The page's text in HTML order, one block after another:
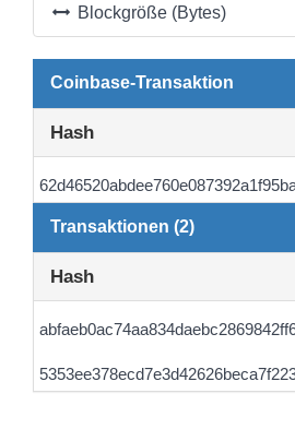
Blockgröße (Bytes)
Coinbase-Transaktion
Hash
Transaktionen (2)
Hash